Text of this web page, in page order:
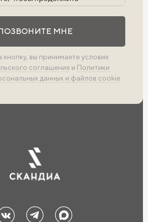
МНЕ
вы принимаете условия
соглашения и Политики
данных и файлов cookie